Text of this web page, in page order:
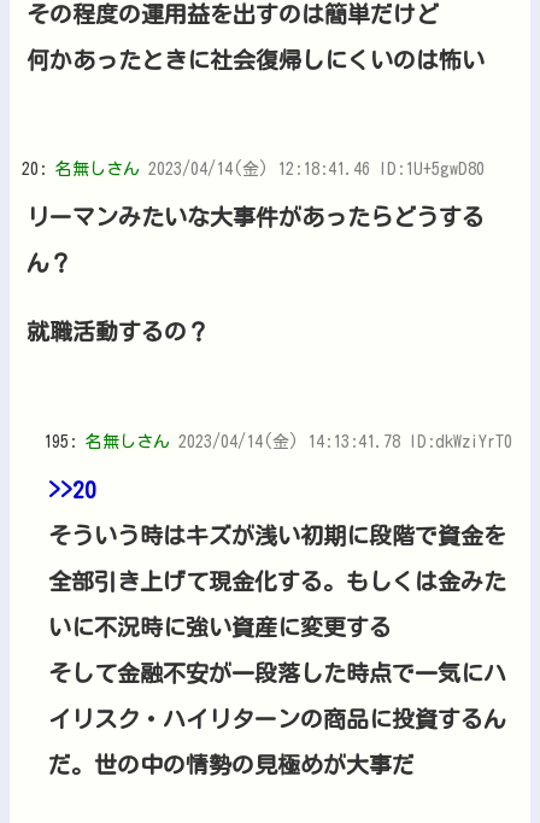
その程度の運用益を出すのは簡単だけど
何かあったときに社会復帰しにくいのは怖い
20: 名無しさん 2023/04/14(金) 12:18:41.46 ID:1U+5gwD80
リーマンみたいな大事件があったらどうする
ん？
就職活動するの？
195: 名無しさん 2023/04/14(金) 14:13:41.78 ID:dkWziYrT0
>>20
そういう時はキズが浅い初期に段階で資金を
全部引き上げて現金化する。もしくは金みた
いに不況時に強い資産に変更する
そして金融不安が一段落した時点で一気にハ
イリスク・ハイリターンの商品に投資するん
だ。世の中の情勢の見極めが大事だ